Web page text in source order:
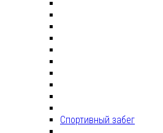
Спортивный забег